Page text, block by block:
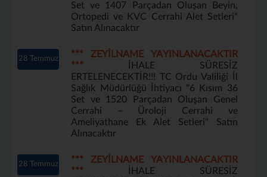
Set ve 1407 Parçadan Oluşan Beyin,
Ortopedi ve KVC Cerrahi Alet Setleri"
Satın Alınacaktır
28 Temmuz
*** ZEYİLNAME YAYINLANACAKTIR
***
İHALE SÜRESİZ
ERTELENECEKTİR!!! TC Ordu Valiliği İl
Sağlık Müdürlüğü İhtiyacı "6 Kısım 36
Set ve 1520 Parçadan Oluşan Genel
Cerrahi – Üroloji Cerrahi ve
Ameliyathane Ek Alet Setleri" Satın
Alınacaktır
28 Temmuz
*** ZEYİLNAME YAYINLANACAKTIR
***
İHALE SÜRESİZ